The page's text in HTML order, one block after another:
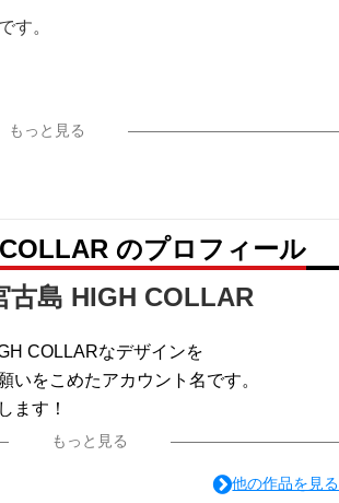
す。
もっと見る
のプロフィール
古島 HIGH COLLAR
COLLARなデザインを
いをこめたアカウント名です。
ます！
選択できますので、気になったデザイン
もっと見る
他の作品を見る